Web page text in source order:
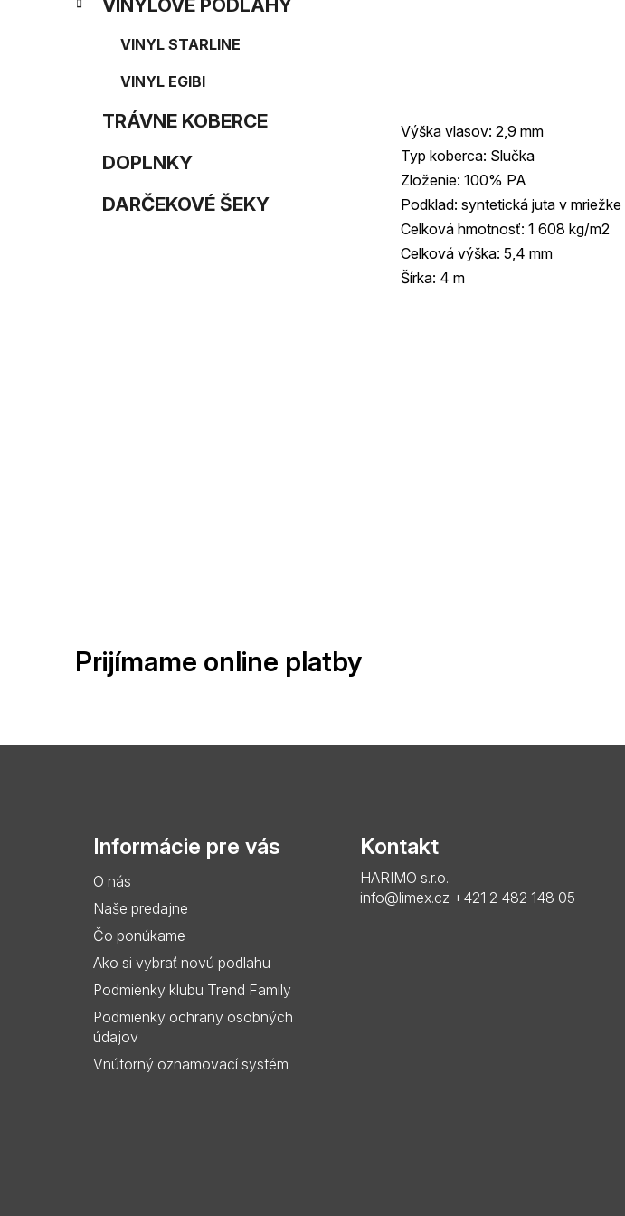
n
VINYLOVÉ PODLAHY
VINYL STARLINE
VINYL EGIBI
TRÁVNE KOBERCE
DOPLNKY
DARČEKOVÉ ŠEKY
Prijímame online platby
Výška vlasov: 2,9 mm
Typ koberca: Slučka
Zloženie: 100% PA
Podklad: syntetická juta v mriežke
Celková hmotnosť: 1 608 kg/m2
Celková výška: 5,4 mm
Šírka: 4 m
Informácie pre vás
O nás
Naše predajne
Čo ponúkame
Ako si vybrať novú podlahu
Podmienky klubu Trend Family
Podmienky ochrany osobných
údajov
Vnútorný oznamovací systém
Kontakt
HARIMO s.r.o..
info@limex.cz +421 2 482 148 05